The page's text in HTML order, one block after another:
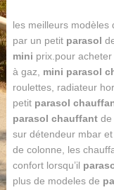
les meilleurs modèles
par un petit parasol
mini prix.pour acheter
à gaz, mini parasol
roulettes, radiateur
petit parasol
parasol chauffantde
sur détendeur mbar
de colonne, les
confort lorsqu’il
plus de modeles de